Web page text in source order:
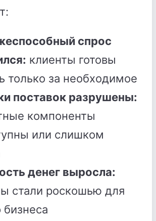
спрос
клиенты готовы
только за необходимое
поставок разрушены:
компоненты
или слишком
денег выросла:
стали роскошью для
бизнеса